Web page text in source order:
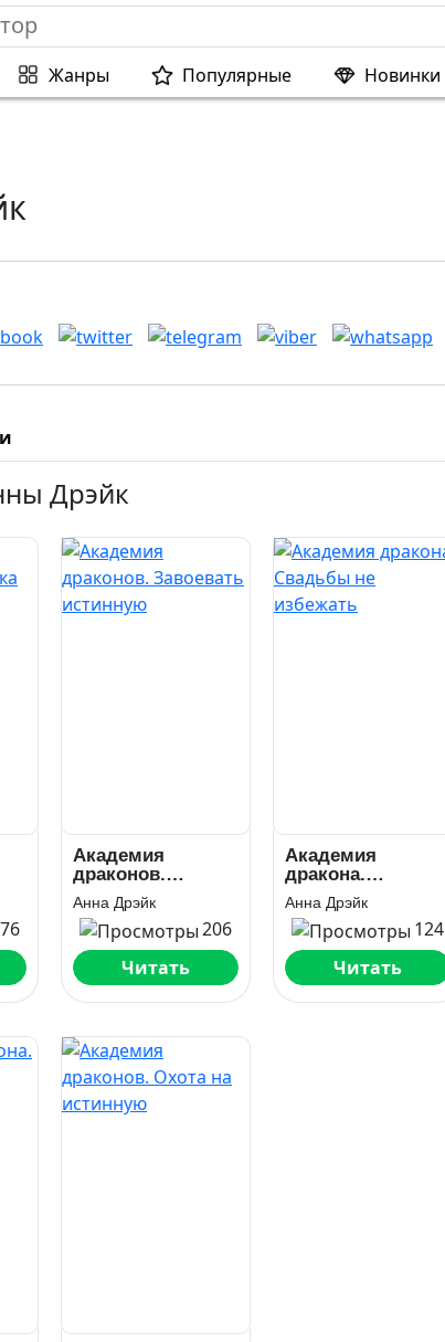
Жанры Популярные Новинки
Дрэйк
Академия
драконов.
Завоевать
истинную
Анна Дрэйк
206
Читать
Академия
дракона.
Свадьбы не
избежать
Анна Дрэйк
124
Читать